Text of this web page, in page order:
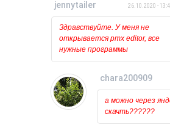
jennytailer 26.10.2020 -
Здравствуйте. У меня не
открывается pmx editor, все
нужные программы
установлены и обновлены.
то ничего вообще не
происходит, лишь на курсоре
какое то время мигает
загрузка. Может у кого
нибудь была такая проблема?
chara200909
а можно через
скачть??????